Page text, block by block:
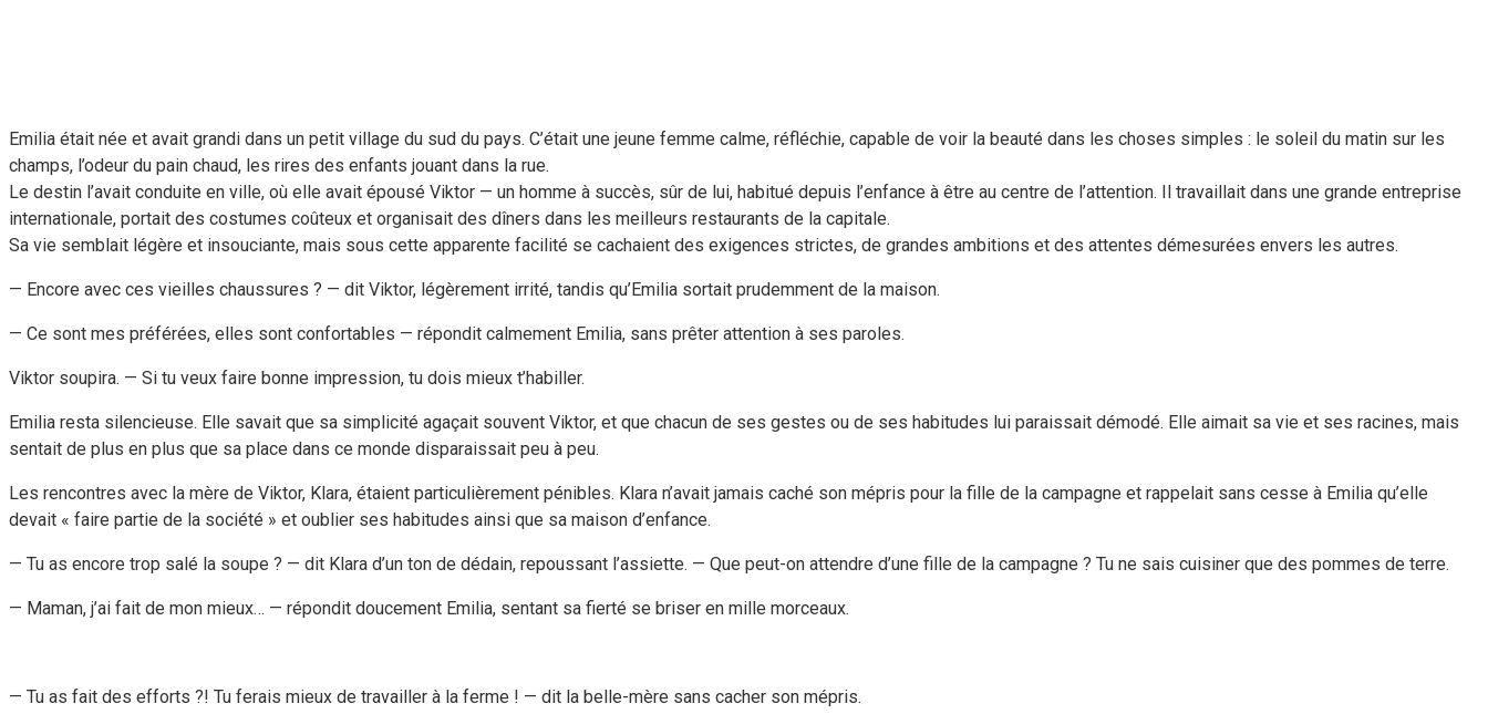
Emilia était née et avait grandi dans un petit village du sud du pays. C’était une jeune femme calme, réfléchie, capable de voir la beauté dans les choses simples : le soleil du matin sur les
champs, l’odeur du pain chaud, les rires des enfants jouant dans la rue.
Le destin l’avait conduite en ville, où elle avait épousé Viktor — un homme à succès, sûr de lui, habitué depuis l’enfance à être au centre de l’attention. Il travaillait dans une grande entreprise
internationale, portait des costumes coûteux et organisait des dîners dans les meilleurs restaurants de la capitale.
Sa vie semblait légère et insouciante, mais sous cette apparente facilité se cachaient des exigences strictes, de grandes ambitions et des attentes démesurées envers les autres.
— Encore avec ces vieilles chaussures ? — dit Viktor, légèrement irrité, tandis qu’Emilia sortait prudemment de la maison.
— Ce sont mes préférées, elles sont confortables — répondit calmement Emilia, sans prêter attention à ses paroles.
Viktor soupira. — Si tu veux faire bonne impression, tu dois mieux t’habiller.
Emilia resta silencieuse. Elle savait que sa simplicité agaçait souvent Viktor, et que chacun de ses gestes ou de ses habitudes lui paraissait démodé. Elle aimait sa vie et ses racines, mais
sentait de plus en plus que sa place dans ce monde disparaissait peu à peu.
Les rencontres avec la mère de Viktor, Klara, étaient particulièrement pénibles. Klara n’avait jamais caché son mépris pour la fille de la campagne et rappelait sans cesse à Emilia qu’elle
devait « faire partie de la société » et oublier ses habitudes ainsi que sa maison d’enfance.
— Tu as encore trop salé la soupe ? — dit Klara d’un ton de dédain, repoussant l’assiette. — Que peut-on attendre d’une fille de la campagne ? Tu ne sais cuisiner que des pommes de terre.
— Maman, j’ai fait de mon mieux… — répondit doucement Emilia, sentant sa fierté se briser en mille morceaux.
— Tu as fait des efforts ?! Tu ferais mieux de travailler à la ferme ! — dit la belle-mère sans cacher son mépris.